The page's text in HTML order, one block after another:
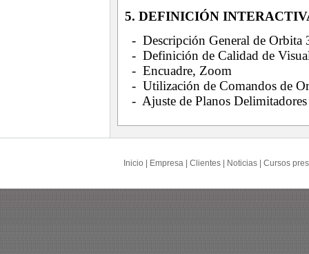
5. DEFINICIÓN
- Descripción General de Orbita
- Definición de Calidad de
- Encuadre, Zoom
- Utilización de Comandos de
- Ajuste de Planos Delimitadores
Inicio Empresa Clientes Noticias Cursos